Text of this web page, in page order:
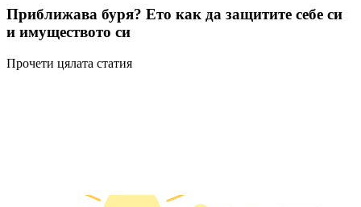
Приближава буря? Ето как да защитите себе си
и имуществото си
Прочети цялата статия